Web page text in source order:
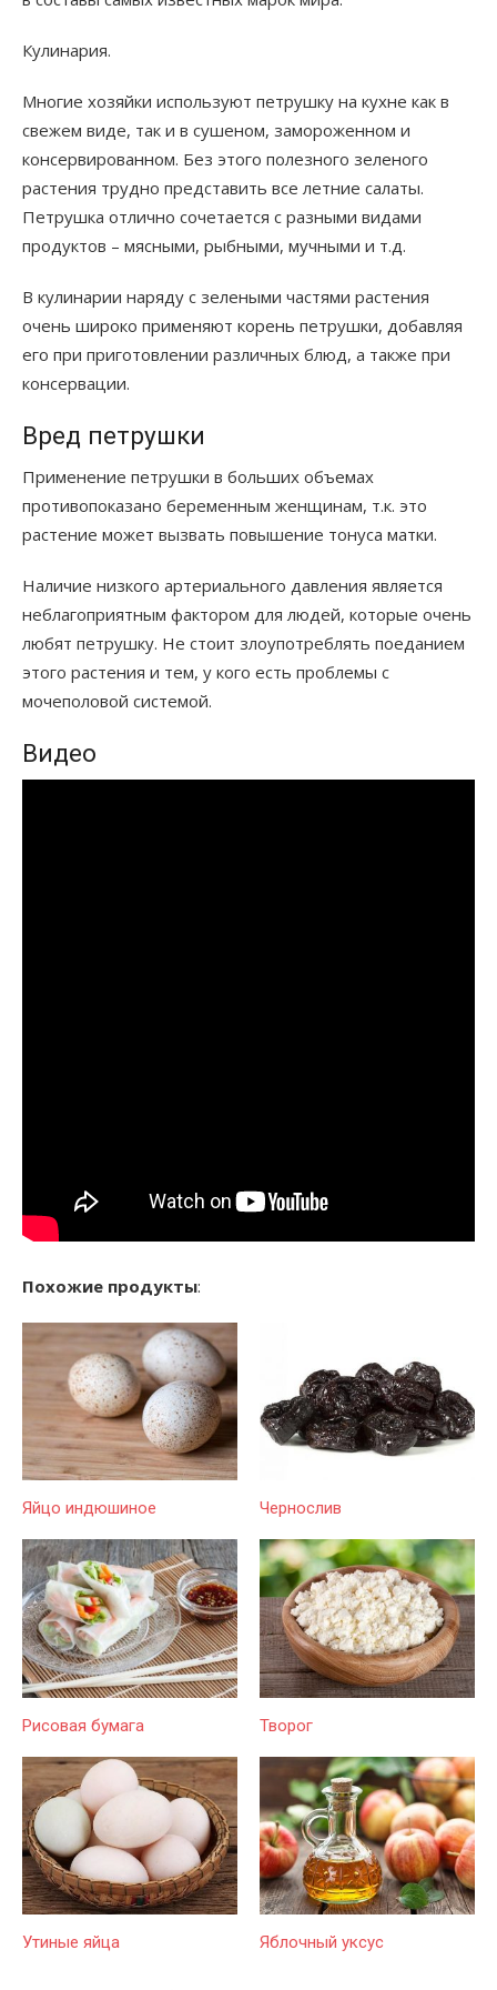
Кулинария.
Многие хозяйки используют петрушку на кухне как в
свежем виде, так и в сушеном, замороженном и
консервированном. Без этого полезного зеленого
растения трудно представить все летние салаты.
Петрушка отлично сочетается с разными видами
продуктов – мясными, рыбными, мучными и т.д.
В кулинарии наряду с зелеными частями растения
очень широко применяют корень петрушки, добавляя
его при приготовлении различных блюд, а также при
консервации.
Вред петрушки
Применение петрушки в больших объемах
противопоказано беременным женщинам, т.к. это
растение может вызвать повышение тонуса матки.
Наличие низкого артериального давления является
неблагоприятным фактором для людей, которые очень
любят петрушку. Не стоит злоупотреблять поеданием
этого растения и тем, у кого есть проблемы с
мочеполовой системой.
Видео
Похожие продукты:
Яйцо индюшиное Чернослив
Рисовая бумага Творог
Утиные яйца Яблочный уксус